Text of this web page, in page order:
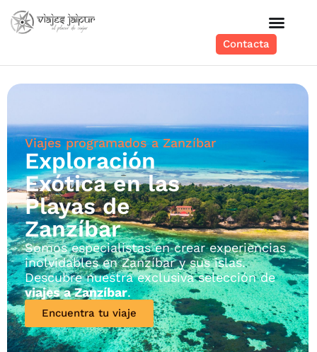
Contacta
Viajes programados a Zanzíbar
Exploración
Exótica en las
Playas de
Zanzíbar
Somos especialistas en crear experiencias
inolvidables en Zanzíbar y sus islas.
Descubre nuestra exclusiva selección de
viajes a Zanzíbar.
Encuentra tu viaje